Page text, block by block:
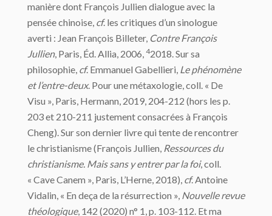
manière dont François Jullien dialogue avec la
pensée chinoise, cf. les critiques d’un sinologue
averti : Jean François Billeter, Contre François
Jullien, Paris, Éd. Allia, 2006, 42018. Sur sa
philosophie, cf. Emmanuel Gabellieri, Le phénomène
et l’entre-deux. Pour une métaxologie, coll. « De
Visu », Paris, Hermann, 2019, 204-212 (hors les p.
203 et 210-211 justement consacrées à François
Cheng). Sur son dernier livre qui tente de rencontrer
le christianisme (François Jullien, Ressources du
christianisme. Mais sans y entrer par la foi, coll.
« Cave Canem », Paris, L’Herne, 2018), cf. Antoine
Vidalin, « En deça de la résurrection », Nouvelle revue
théologique, 142 (2020) n° 1, p. 103-112. Et ma